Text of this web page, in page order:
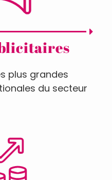
plus grandes
du secteur